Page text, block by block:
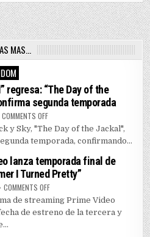
MAS…
regresa: “The Day of the
segunda temporada
COMMENTS OFFON EL “CHACAL” REGRESA: “THE
y Sky, "The Day of the Jackal",
temporada, confirmando...
lanza temporada final de
I Turned Pretty”
COMMENTS OFFON PRIME VIDEO LANZA
de streaming Prime Video
de estreno de la tercera y